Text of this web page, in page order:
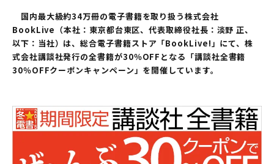
国内最大級約34万冊の電子書籍を取り扱う株式会社
BookLive（本社：東京都台東区、代表取締役社長：淡野 正、
以下：当社）は、総合電子書籍ストア「BookLive!」にて、株
式会社講談社発行の全書籍が30％OFFとなる「講談社全書籍
30％OFFクーポンキャンペーン」を開催しています。